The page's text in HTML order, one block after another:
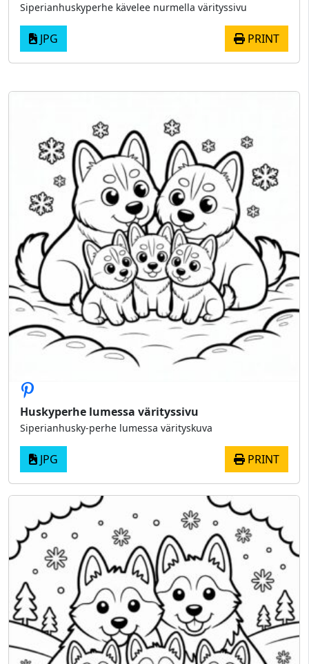
Siperianhuskyperhe kävelee nurmella värityssivu
JPG PRINT
Huskyperhe lumessa värityssivu
Siperianhusky-perhe lumessa värityskuva
JPG PRINT